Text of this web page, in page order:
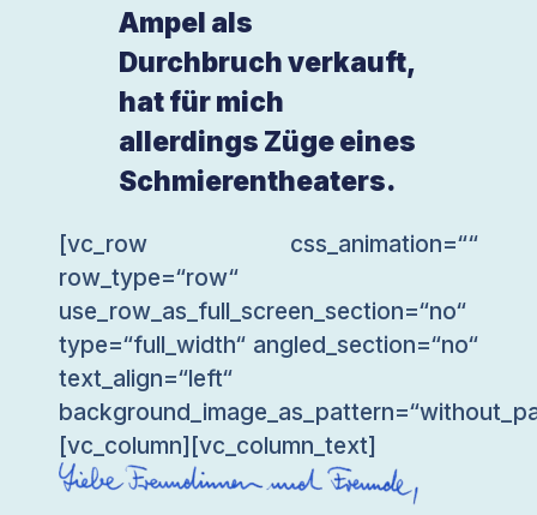
Ampel als
Durchbruch verkauft,
hat für mich
allerdings Züge eines
Schmierentheaters.
[vc_row css_animation=““
row_type=“row“
use_row_as_full_screen_section=“no“
type=“full_width“ angled_section=“no“
text_align=“left“
[vc_column][vc_column_text]